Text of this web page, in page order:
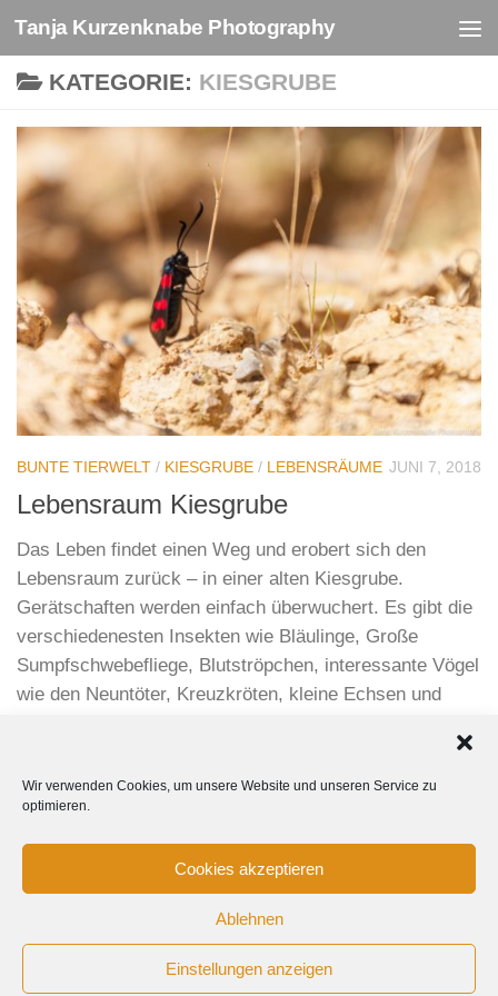
Wir verwenden Cookies, um unsere Website und unseren Service zu
optimieren.
Cookies akzeptieren
Ablehnen
Einstellungen anzeigen
Zum Inhalt springen
Tanja Kurzenknabe Photography
KATEGORIE: KIESGRUBE
BUNTE TIERWELT / KIESGRUBE / LEBENSRÄUME JUNI 7, 2018
Lebensraum Kiesgrube
Das Leben findet einen Weg und erobert sich den
Lebensraum zurück – in einer alten Kiesgrube.
Gerätschaften werden einfach überwuchert. Es gibt die
verschiedenesten Insekten wie Bläulinge, Große
Sumpfschwebefliege, Blutströpchen, interessante Vögel
wie den Neuntöter, Kreuzkröten, kleine Echsen und
Reserved.